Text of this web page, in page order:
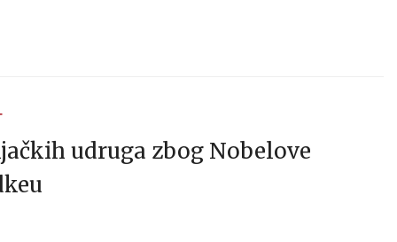
udruga zbog Nobelove